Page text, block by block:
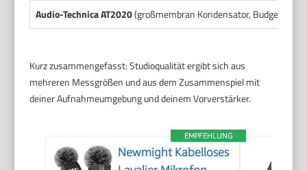
Audio-Technica AT2020(großmembran Kondensator, Budget)
Kurz zusammengefasst: Studioqualität ergibt sich aus
mehreren Messgrößen und aus dem Zusammenspiel mit
deiner Aufnahmeumgebung und deinem Vorverstärker.
EMPFEHLUNG
Newmight Kabelloses